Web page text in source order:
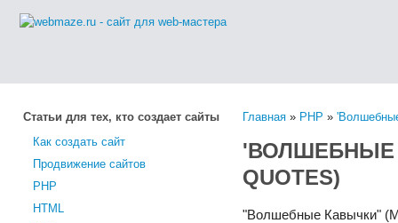
Главная » PHP »
'ВОЛШЕБНЫЕ
QUOTES)
"Волшебные Кавычки"
Статьи для тех, кто создает сайты
Как создать сайт
Продвижение сайтов
PHP
HTML